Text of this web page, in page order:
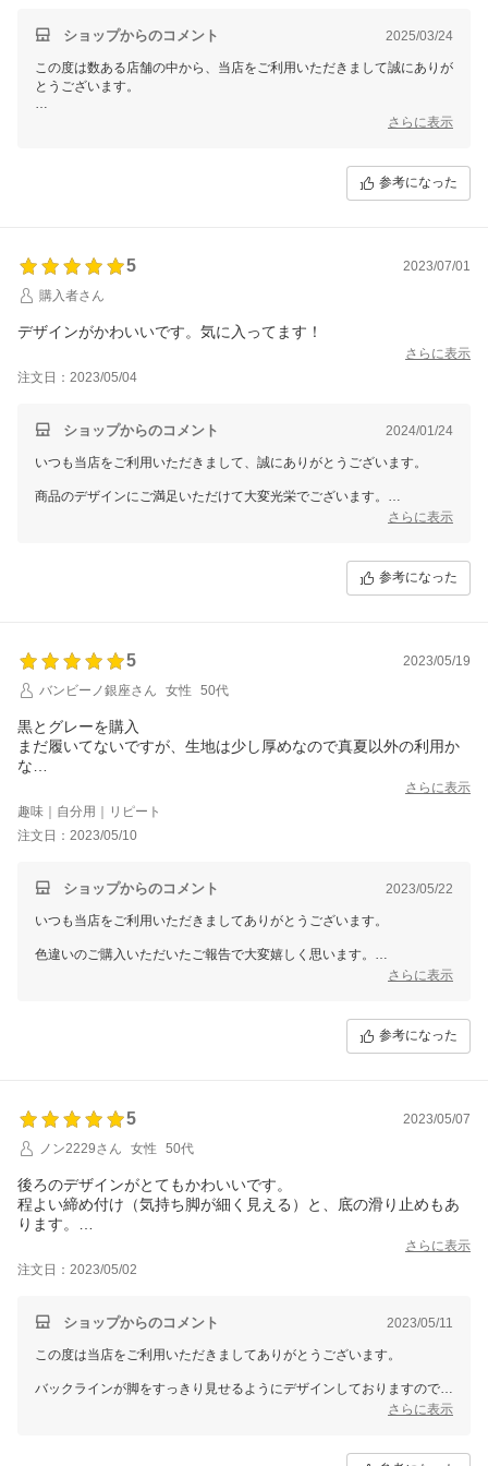
ショップからのコメント 2025/03/24
この度は数ある店舗の中から、当店をご利用いただきまして誠にありが
とうございます。
商品の生地感や機能性にご満足いただき大変光栄でございます。
今後とも楽天市場DELSOLをどうぞよろしくお願い申し上げます。
さらに表示
参考になった
5
2023/07/01
購入者さん
デザインがかわいいです。気に入ってます！
さらに表示
注文日：2023/05/04
ショップからのコメント 2024/01/24
いつも当店をご利用いただきまして、誠にありがとうございます。
商品のデザインにご満足いただけて大変光栄でございます。
今後とも楽天市場DELSOLをどうぞよろしくお願い申し上げます。
さらに表示
参考になった
5
2023/05/19
バンビーノ銀座さん
女性 50代
黒とグレーを購入
まだ履いてないですが、生地は少し厚めなので真夏以外の利用か
な
さらに表示
趣味｜自分用｜リピート
注文日：2023/05/10
ショップからのコメント 2023/05/22
いつも当店をご利用いただきましてありがとうございます。
色違いのご購入いただいたご報告で大変嬉しく思います。
是非実際にご使用になられた感想もご報告下さいませ。
さらに表示
参考になった
5
2023/05/07
ノン2229さん
女性 50代
後ろのデザインがとてもかわいいです。
程よい締め付け（気持ち脚が細く見える）と、底の滑り止めもあ
ります。
さらに表示
注文日：2023/05/02
ショップからのコメント 2023/05/11
この度は当店をご利用いただきましてありがとうございます。
バックラインが脚をすっきり見せるようにデザインしておりますので、
さらに表示